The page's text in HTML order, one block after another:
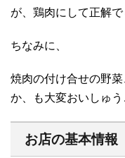
が、鶏肉にして正解で
ちなみに、
焼肉の付け合せの野
か、も大変おいしゅう
お店の基本情報